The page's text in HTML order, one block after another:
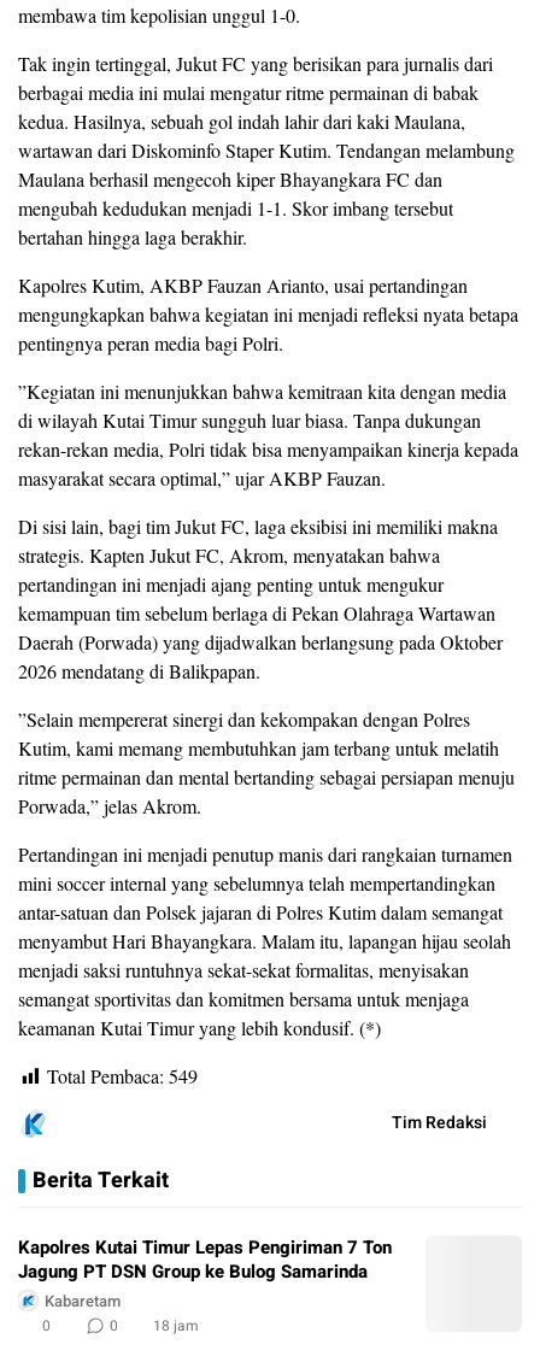
membawa tim kepolisian unggul 1-0.
​Tak ingin tertinggal, Jukut FC yang berisikan para jurnalis dari
berbagai media ini mulai mengatur ritme permainan di babak
kedua. Hasilnya, sebuah gol indah lahir dari kaki Maulana,
wartawan dari Diskominfo Staper Kutim. Tendangan melambung
Maulana berhasil mengecoh kiper Bhayangkara FC dan
mengubah kedudukan menjadi 1-1. Skor imbang tersebut
bertahan hingga laga berakhir.
​Kapolres Kutim, AKBP Fauzan Arianto, usai pertandingan
mengungkapkan bahwa kegiatan ini menjadi refleksi nyata betapa
pentingnya peran media bagi Polri.
​”Kegiatan ini menunjukkan bahwa kemitraan kita dengan media
di wilayah Kutai Timur sungguh luar biasa. Tanpa dukungan
rekan-rekan media, Polri tidak bisa menyampaikan kinerja kepada
masyarakat secara optimal,” ujar AKBP Fauzan.
​Di sisi lain, bagi tim Jukut FC, laga eksibisi ini memiliki makna
strategis. Kapten Jukut FC, Akrom, menyatakan bahwa
pertandingan ini menjadi ajang penting untuk mengukur
kemampuan tim sebelum berlaga di Pekan Olahraga Wartawan
Daerah (Porwada) yang dijadwalkan berlangsung pada Oktober
2026 mendatang di Balikpapan.
​”Selain mempererat sinergi dan kekompakan dengan Polres
Kutim, kami memang membutuhkan jam terbang untuk melatih
ritme permainan dan mental bertanding sebagai persiapan menuju
Porwada,” jelas Akrom.
​Pertandingan ini menjadi penutup manis dari rangkaian turnamen
mini soccer internal yang sebelumnya telah mempertandingkan
antar-satuan dan Polsek jajaran di Polres Kutim dalam semangat
menyambut Hari Bhayangkara. Malam itu, lapangan hijau seolah
menjadi saksi runtuhnya sekat-sekat formalitas, menyisakan
semangat sportivitas dan komitmen bersama untuk menjaga
keamanan Kutai Timur yang lebih kondusif. (*)
Total Pembaca: 549
Tim Redaksi
Berita Terkait
Kapolres Kutai Timur Lepas Pengiriman 7 Ton
Jagung PT DSN Group ke Bulog Samarinda
Kabaretam
0 0 18 jam